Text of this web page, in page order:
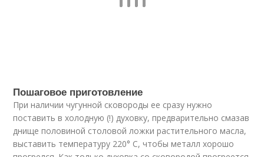
Пошаговое приготовление
При наличии чугунной сковороды ее сразу нужно
поставить в холодную (!) духовку, предварительно смазав
днище половиной столовой ложки растительного масла,
выставить температуру 220° С, чтобы металл хорошо